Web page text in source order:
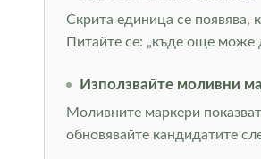
Скрита единица се появява,
Питайте се: „къде още може
Използвайте моливни
Моливните маркери
обновявайте кандидатите